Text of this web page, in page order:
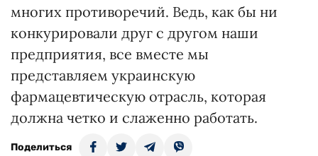
многих противоречий. Ведь, как бы ни
конкурировали друг с другом наши
предприятия, все вместе мы
представляем украинскую
фармацевтическую отрасль, которая
должна четко и слаженно работать.
Поделиться